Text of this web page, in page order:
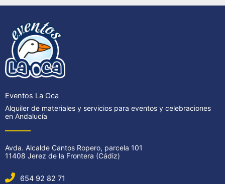
Eventos La Oca
Alquiler de materiales y servicios para eventos y celebraciones
en Andalucía
Avda. Alcalde Cantos Ropero, parcela 101
11408 Jerez de la Frontera (Cádiz)
654 92 82 71